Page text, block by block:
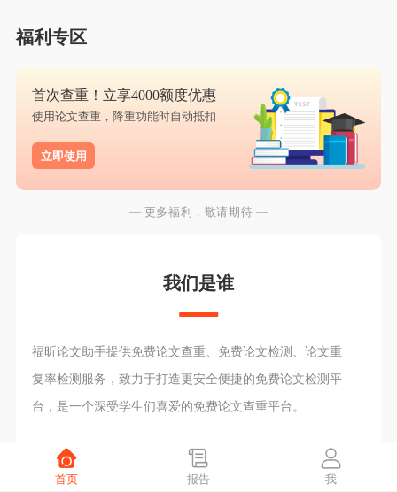
福利专区
首次查重！立享4000额度优惠
使用论文查重，降重功能时自动抵扣
立即使用
— 更多福利，敬请期待 —
我们是谁
福昕论文助手提供免费论文查重、免费论文检测、论文重
复率检测服务，致力于打造更安全便捷的免费论文检测平
台，是一个深受学生们喜爱的免费论文查重平台。
首页 报告 我